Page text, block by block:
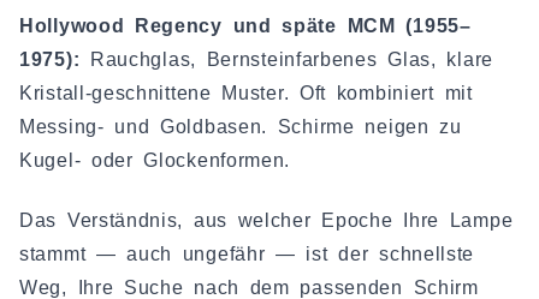
Hollywood Regency und späte MCM (1955–
1975): Rauchglas, Bernsteinfarbenes Glas, klare
Kristall-geschnittene Muster. Oft kombiniert mit
Messing- und Goldbasen. Schirme neigen zu
Kugel- oder Glockenformen.
Das Verständnis, aus welcher Epoche Ihre Lampe
stammt — auch ungefähr — ist der schnellste
Weg, Ihre Suche nach dem passenden Schirm